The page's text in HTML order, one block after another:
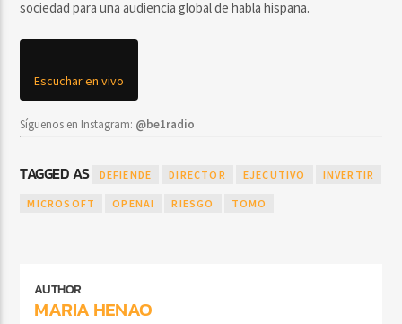
sociedad para una audiencia global de habla hispana.
Escuchar en vivo
Síguenos en Instagram: @be1radio
TAGGED AS DEFIENDE DIRECTOR EJECUTIVO INVERTIR
MICROSOFT OPENAI RIESGO TOMO
AUTHOR
MARIA HENAO